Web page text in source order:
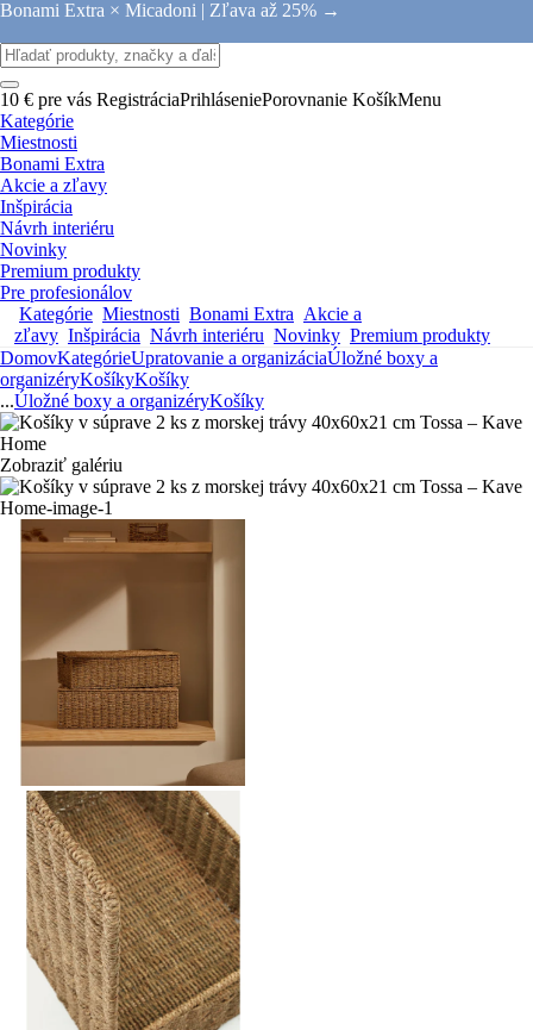
Bonami Extra × Micadoni | Zľava až 25% →
10 € pre vás RegistráciaPrihláseniePorovnanie KošíkMenu
Kategórie
Miestnosti
Bonami Extra
Akcie a zľavy
Inšpirácia
Návrh interiéru
Novinky
Premium produkty
Pre profesionálov
Kategórie Miestnosti Bonami Extra Akcie a
zľavy Inšpirácia Návrh interiéru Novinky Premium produkty
DomovKategórieUpratovanie a organizáciaÚložné boxy a
organizéryKošíkyKošíky
...Úložné boxy a organizéryKošíky
Zobraziť galériu